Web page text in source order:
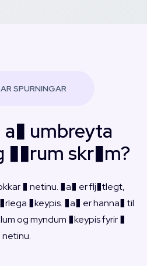
SPURNINGAR
a� umbreyta
��rum skr�m?
� netinu. �a� er flj�tlegt,
�keypis. �a� er hanna� til
og myndum �keypis fyrir �
netinu.